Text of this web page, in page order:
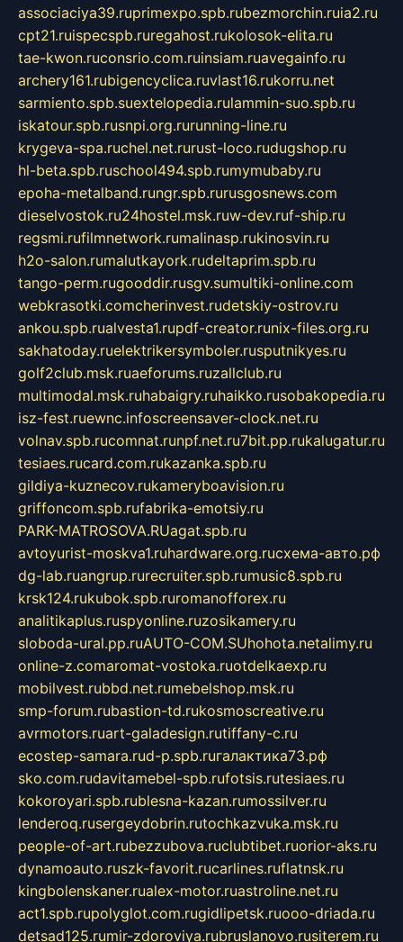
associaciya39.ruprimexpo.spb.rubezmorchin.ruia2.ru
cpt21.ruispecspb.ruregahost.rukolosok-elita.ru
tae-kwon.ruconsrio.com.ruinsiam.ruavegainfo.ru
archery161.rubigencyclica.ruvlast16.rukorru.net
sarmiento.spb.suextelopedia.rulammin-suo.spb.ru
iskatour.spb.rusnpi.org.rurunning-line.ru
krygeva-spa.ruchel.net.rurust-loco.rudugshop.ru
hl-beta.spb.ruschool494.spb.rumymubaby.ru
epoha-metalband.rungr.spb.rurusgosnews.com
dieselvostok.ru24hostel.msk.ruw-dev.ruf-ship.ru
regsmi.rufilmnetwork.rumalinasp.rukinosvin.ru
h2o-salon.rumalutkayork.rudeltaprim.spb.ru
tango-perm.rugooddir.rusgv.sumultiki-online.com
webkrasotki.comcherinvest.rudetskiy-ostrov.ru
ankou.spb.rualvesta1.rupdf-creator.runix-files.org.ru
sakhatoday.ruelektrikersymboler.rusputnikyes.ru
golf2club.msk.ruaeforums.ruzallclub.ru
multimodal.msk.ruhabaigry.ruhaikko.rusobakopedia.ru
isz-fest.ruewnc.infoscreensaver-clock.net.ru
volnav.spb.rucomnat.runpf.net.ru7bit.pp.rukalugatur.ru
tesiaes.rucard.com.rukazanka.spb.ru
gildiya-kuznecov.rukameryboavision.ru
griffoncom.spb.rufabrika-emotsiy.ru
PARK-MATROSOVA.RUagat.spb.ru
avtoyurist-moskva1.ruhardware.org.ruсхема-авто.рф
dg-lab.ruangrup.rurecruiter.spb.rumusic8.spb.ru
krsk124.rukubok.spb.ruromanofforex.ru
analitikaplus.ruspyonline.ruzosikamery.ru
sloboda-ural.pp.ruAUTO-COM.SUhohota.netalimy.ru
online-z.comaromat-vostoka.ruotdelkaexp.ru
mobilvest.rubbd.net.rumebelshop.msk.ru
smp-forum.rubastion-td.rukosmoscreative.ru
avrmotors.ruart-galadesign.rutiffany-c.ru
ecostep-samara.rud-p.spb.ruгалактика73.рф
sko.com.rudavitamebel-spb.rufotsis.rutesiaes.ru
kokoroyari.spb.rublesna-kazan.rumossilver.ru
lenderoq.rusergeydobrin.rutochkazvuka.msk.ru
people-of-art.rubezzubova.ruclubtibet.ruorior-aks.ru
dynamoauto.ruszk-favorit.rucarlines.ruflatnsk.ru
kingbolenskaner.rualex-motor.ruastroline.net.ru
act1.spb.rupolyglot.com.rugidlipetsk.ruooo-driada.ru
detsad125.rumir-zdoroviya.rubruslanovo.rusiterem.ru